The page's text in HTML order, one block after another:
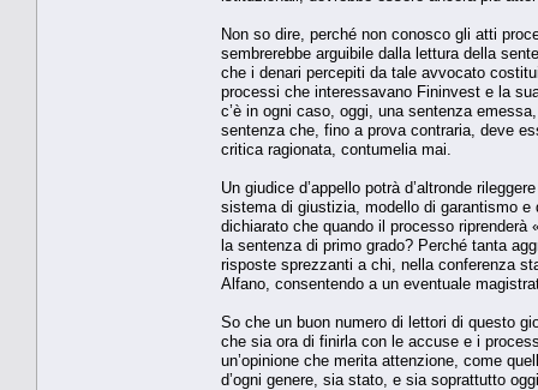
Non so dire, perché non conosco gli atti
sembrerebbe arguibile dalla lettura della
che i denari percepiti da tale avvocato
processi che interessavano Fininvest e la
c’è in ogni caso, oggi, una sentenza
sentenza che, fino a prova contraria, deve
critica ragionata, contumelia mai.
Un giudice d’appello potrà d’altronde
sistema di giustizia, modello di garantismo e
dichiarato che quando il processo
la sentenza di primo grado? Perché tanta
risposte sprezzanti a chi, nella conferenza
Alfano, consentendo a un eventuale
So che un buon numero di lettori di questo
che sia ora di finirla con le accuse e i
un’opinione che merita attenzione, come
d’ogni genere, sia stato, e sia soprattutto